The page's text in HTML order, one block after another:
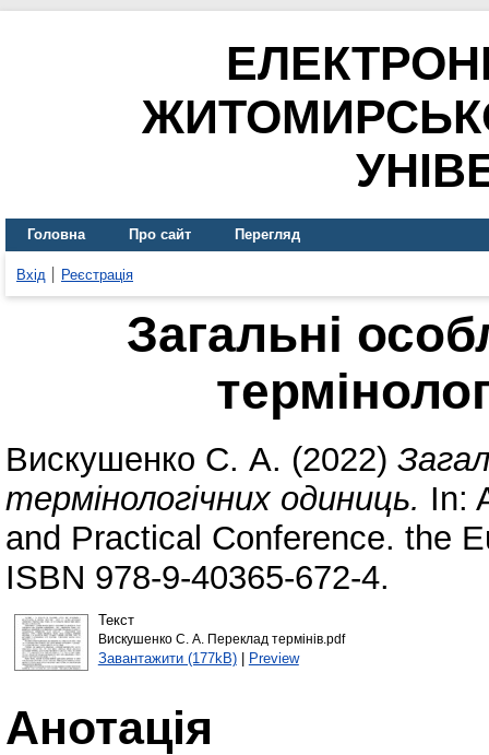
Головна Про сайт Перегляд
Вхід Реєстрація
Загальні
Вискушенко С. А. (2022)
термінологічних одиниць. In:
and Practical Conference. the
ISBN 978-9-40365-672-4.
Текст
Вискушенко С. А. Переклад термінів.pdf
Завантажити (177kB)| Preview
Анотація